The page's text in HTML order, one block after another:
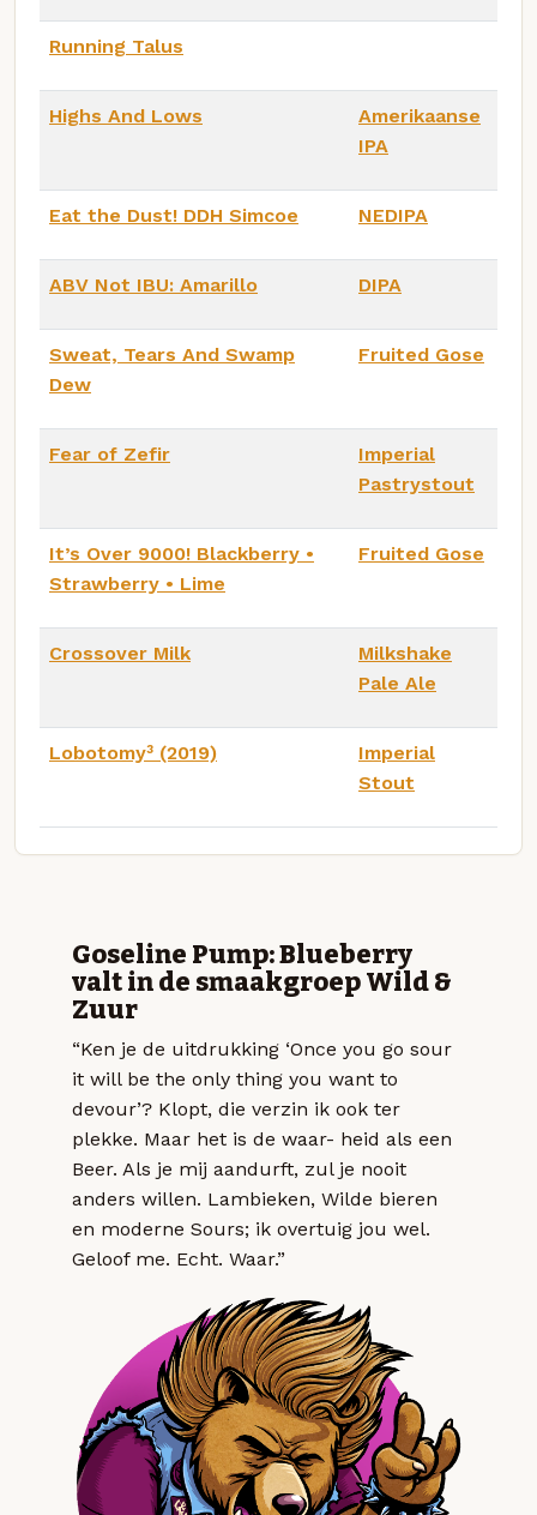
Running Talus
Highs And Lows
Amerikaanse
IPA
Eat the Dust! DDH Simcoe NEDIPA
ABV Not IBU: Amarillo DIPA
Sweat, Tears And Swamp
Dew
Fruited Gose
Fear of Zefir
Imperial
Pastrystout
It’s Over 9000! Blackberry •
Strawberry • Lime
Fruited Gose
Crossover Milk
Milkshake
Pale Ale
Lobotomy³ (2019)
Imperial
Stout
Goseline Pump: Blueberry
valt in de smaakgroep Wild &
Zuur
“Ken je de uitdrukking ‘Once you go sour
it will be the only thing you want to
devour’? Klopt, die verzin ik ook ter
plekke. Maar het is de waar- heid als een
Beer. Als je mij aandurft, zul je nooit
anders willen. Lambieken, Wilde bieren
en moderne Sours; ik overtuig jou wel.
Geloof me. Echt. Waar.”